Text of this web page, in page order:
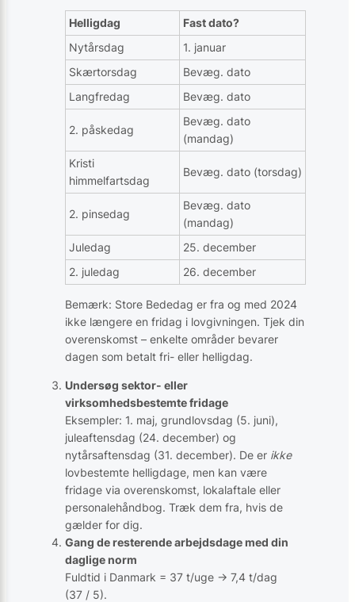
Helligdag
Fast dato?
Nytårsdag
1. januar
Skærtorsdag
Bevæg. dato
Langfredag
Bevæg. dato
2. påskedag
Bevæg. dato
(mandag)
Kristi
himmelfartsdag
Bevæg. dato (torsdag)
2. pinsedag
Bevæg. dato
(mandag)
Juledag
25. december
2. juledag
26. december
Bemærk: Store Bededag er fra og med 2024
ikke længere en fridag i lovgivningen. Tjek din
overenskomst – enkelte områder bevarer
dagen som betalt fri- eller helligdag.
Undersøg sektor- eller
virksomhedsbestemte fridage
Eksempler: 1. maj, grundlovsdag (5. juni),
juleaftensdag (24. december) og
nytårsaftensdag (31. december). De er ikke
lovbestemte helligdage, men kan være
fridage via overenskomst, lokalaftale eller
personalehåndbog. Træk dem fra, hvis de
gælder for dig.
Gang de resterende arbejdsdage med din
daglige norm
Fuldtid i Danmark = 37 t/uge → 7,4 t/dag
(37 / 5).